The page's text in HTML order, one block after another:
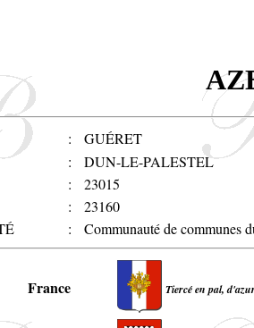
:
GUÉRET
:
DUN-LE-PALESTEL
:
23015
:
23160
: Communauté de communes
France Tiercé en pal,